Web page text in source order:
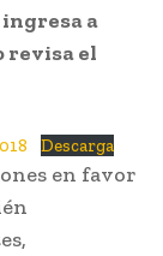
a
revisa el
Descarga
en favor